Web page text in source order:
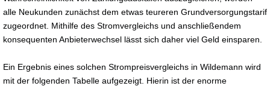
alle Neukunden zunächst dem etwas teureren Grundversorgungstarif
zugeordnet. Mithilfe des Stromvergleichs und anschließendem
konsequenten Anbieterwechsel lässt sich daher viel Geld einsparen.
Ein Ergebnis eines solchen Strompreisvergleichs in Wildemann wird
mit der folgenden Tabelle aufgezeigt. Hierin ist der enorme